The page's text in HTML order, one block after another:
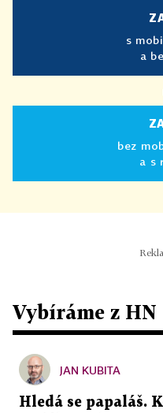
s
a
bez
a s
Vybíráme z HN
JAN KUBITA
Hledá se papaláš.